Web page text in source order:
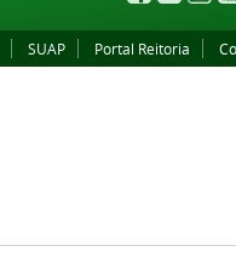
SUAP Portal Reitoria